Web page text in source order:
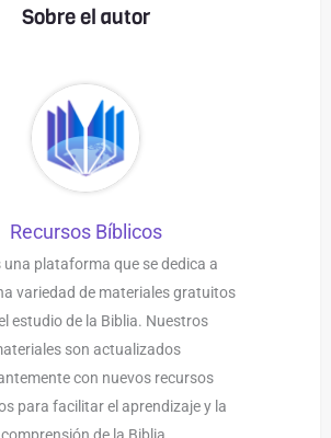
Sobre el autor
Recursos Bíblicos
una plataforma que se dedica a
variedad de materiales gratuitos
estudio de la Biblia. Nuestros
son actualizados
con nuevos recursos
para facilitar el aprendizaje y la
comprensión de la Biblia.